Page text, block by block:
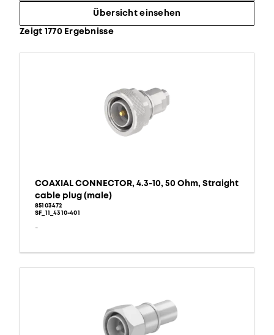
Übersicht einsehen
Zeigt 1770 Ergebnisse
COAXIAL CONNECTOR, 4.3-10, 50 Ohm, Straight
cable plug (male)
85103472
SF_11_4310-401
-